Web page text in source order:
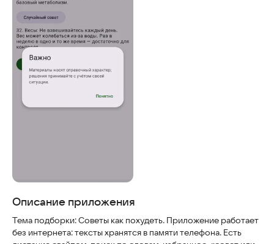
Описание приложения
Тема подборки: Советы как похудеть. Приложение работает
без интернета: тексты хранятся в памяти телефона. Есть